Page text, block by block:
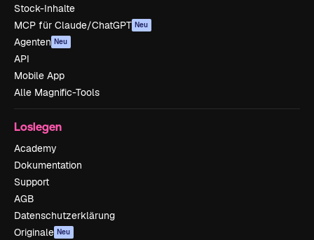
Stock-Inhalte
MCP für Claude/ChatGPT Neu
Agenten Neu
API
Mobile App
Alle Magnific-Tools
Loslegen
Academy
Dokumentation
Support
AGB
Datenschutzerklärung
Originale Neu